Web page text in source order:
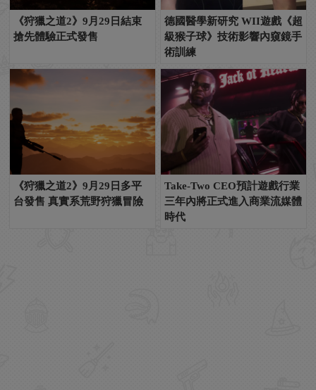
《狩獵之道2》9月29日結束
搶先體驗正式發售
德國醫學新研究 WII遊戲《超
級猴子球》技術影響內窺鏡手
術訓練
《狩獵之道2》9月29日多平
台發售 真實系荒野狩獵冒險
Take-Two CEO預計遊戲行業
三年內將正式進入商業流媒體
時代